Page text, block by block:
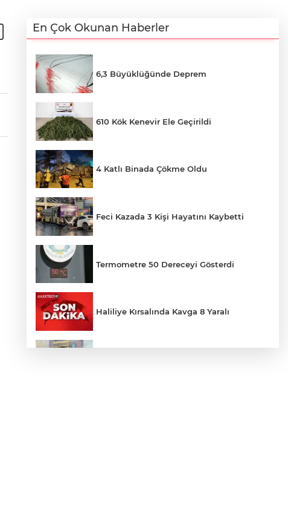
En Çok Okunan Haberler
6,3 Büyüklüğünde Deprem
610 Kök Kenevir Ele Geçirildi
4 Katlı Binada Çökme Oldu
Feci Kazada 3 Kişi Hayatını Kaybetti
Termometre 50 Dereceyi Gösterdi
Haliliye Kırsalında Kavga 8 Yaralı